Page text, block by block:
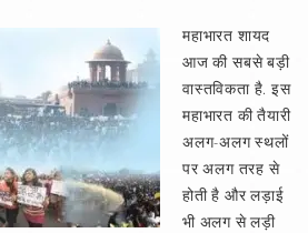
महाभारत शायद
आज की सबसे बड़ी
वास्तविकता है. इस
महाभारत की तैयारी
अलग-अलग स्थलों
पर अलग तरह से
होती है और लड़ाई
भी अलग से लड़ी